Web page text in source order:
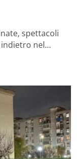
spettacoli
nel…